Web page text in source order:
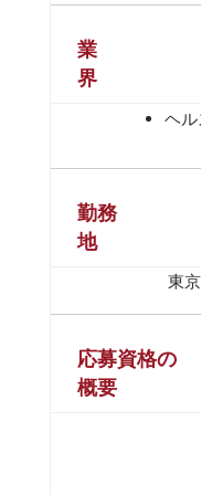
業
界
ヘル
勤務
地
東
応募資格の
概要